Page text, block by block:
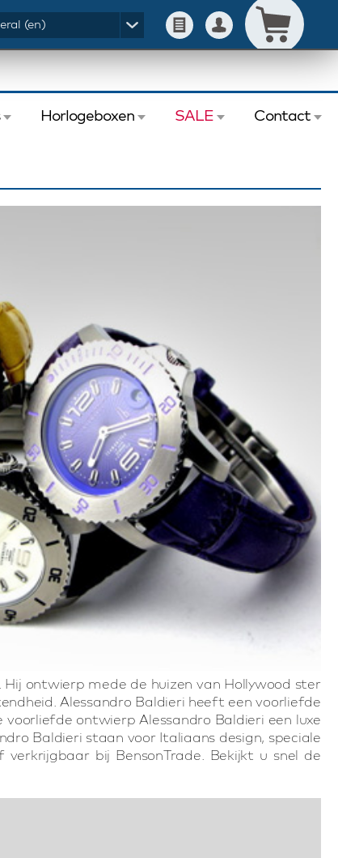
(en)
Horlogeboxen SALE Contact
Hij ontwierp mede de huizen van Hollywood ster
Alessandro Baldieri heeft een voorliefde
ontwierp Alessandro Baldieri een luxe
Baldieri staan voor Italiaans design, speciale
bij BensonTrade. Bekijkt u snel de